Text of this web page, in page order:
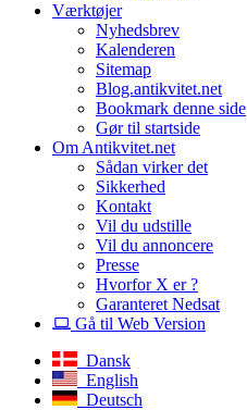
Værktøjer
Nyhedsbrev
Kalenderen
Sitemap
Blog.antikvitet.net
Bookmark denne side
Gør til startside
Om Antikvitet.net
Sådan virker det
Sikkerhed
Kontakt
Vil du udstille
Vil du annoncere
Presse
Hvorfor X er ?
Garanteret Nedsat
Gå til Web Version
Dansk
English
Deutsch